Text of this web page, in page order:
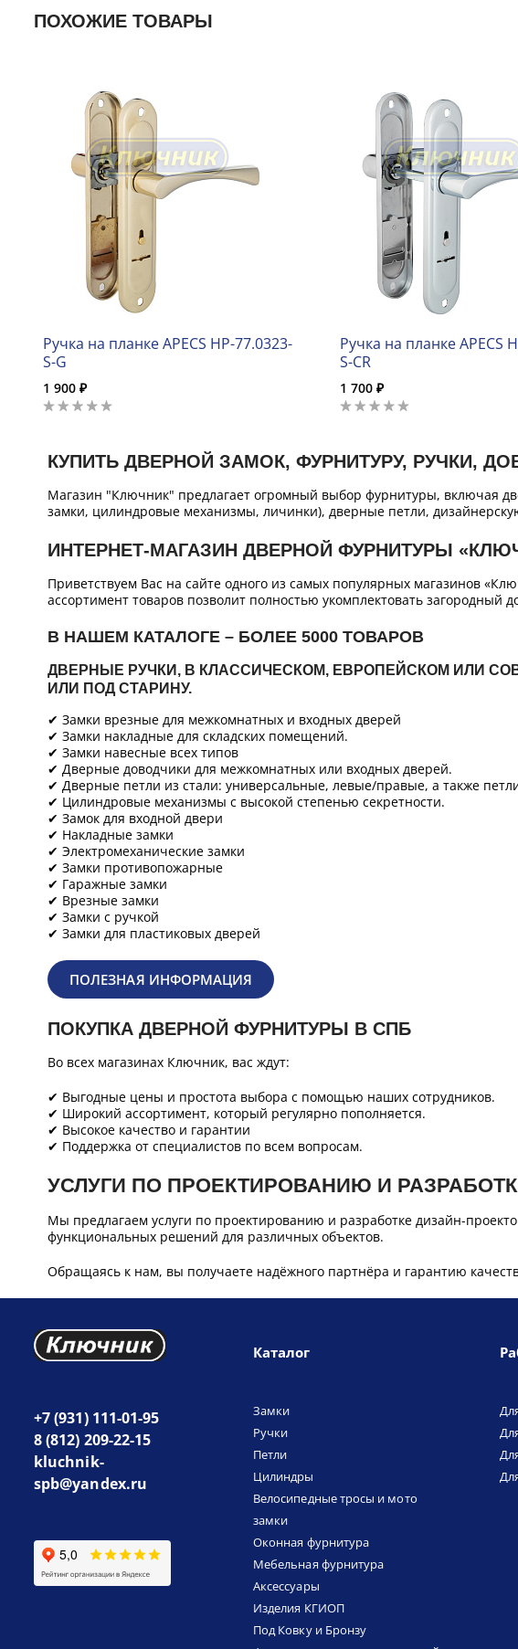
ПОХОЖИЕ ТОВАРЫ
Ручка на планке APECS HP-77.0323-
S-G
1 900 ₽
Ручка на планке APECS
S-CR
1 700 ₽
КУПИТЬ ДВЕРНОЙ ЗАМОК, ФУРНИТУРУ, РУЧКИ,
Магазин "Ключник" предлагает огромный выбор фурнитуры, включая
замки, цилиндровые механизмы, личинки), дверные петли,
ИНТЕРНЕТ-МАГАЗИН ДВЕРНОЙ ФУРНИТУРЫ
Приветствуем Вас на сайте одного из самых популярных магазинов
ассортимент товаров позволит полностью укомплектовать загородный
В НАШЕМ КАТАЛОГЕ – БОЛЕЕ 5000 ТОВАРОВ
ДВЕРНЫЕ РУЧКИ, В КЛАССИЧЕСКОМ, ЕВРОПЕЙСКОМ ИЛИ
ИЛИ ПОД СТАРИНУ.
✔ Замки врезные для межкомнатных и входных дверей
✔ Замки накладные для складских помещений.
✔ Замки навесные всех типов
✔ Дверные доводчики для межкомнатных или входных дверей.
✔ Дверные петли из стали: универсальные, левые/правые, а также
✔ Цилиндровые механизмы с высокой степенью секретности.
✔ Замок для входной двери
✔ Накладные замки
✔ Электромеханические замки
✔ Замки противопожарные
✔ Гаражные замки
✔ Врезные замки
✔ Замки с ручкой
✔ Замки для пластиковых дверей
ПОЛЕЗНАЯ ИНФОРМАЦИЯ
ПОКУПКА ДВЕРНОЙ ФУРНИТУРЫ В СПБ
Во всех магазинах Ключник, вас ждут:
✔ Выгодные цены и простота выбора с помощью наших сотрудников.
✔ Широкий ассортимент, который регулярно пополняется.
✔ Высокое качество и гарантии
✔ Поддержка от специалистов по всем вопросам.
УСЛУГИ ПО ПРОЕКТИРОВАНИЮ И
Мы предлагаем услуги по проектированию и разработке дизайн-
функциональных решений для различных объектов.
Обращаясь к нам, вы получаете надёжного партнёра и гарантию
+7 (931) 111-01-95
8 (812) 209-22-15
kluchnik-
spb@yandex.ru
Каталог
Замки
Ручки
Петли
Цилиндры
Велосипедные тросы и мото
замки
Оконная фурнитура
Мебельная фурнитура
Аксессуары
Изделия КГИОП
Под Ковку и Бронзу